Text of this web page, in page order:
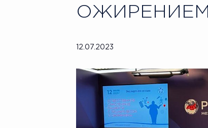
ОЖИРЕНИЕМ
12.07.2023